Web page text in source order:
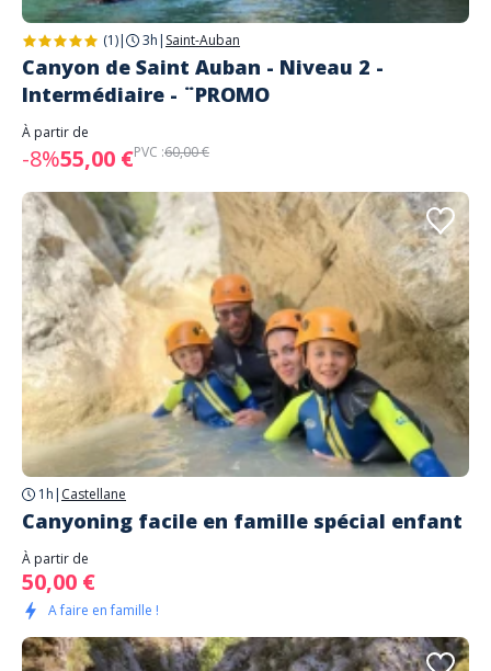
(1)| 3h | Saint-Auban
Canyon de Saint Auban - Niveau 2 -
Intermédiaire - ¨PROMO
À partir de
-8%55,00 €PVC :60,00 €
1h | Castellane
Canyoning facile en famille spécial enfant
À partir de
50,00 €
A faire en famille !